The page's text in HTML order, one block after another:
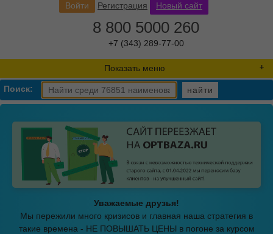
Войти Регистрация Новый сайт
8 800 5000 260
+7 (343) 289-77-00
Показать меню
Поиск: найти
Уважаемые друзья!
Мы пережили много кризисов и главная наша стратегия в
такие времена - НЕ ПОВЫШАТЬ ЦЕНЫ в погоне за курсом